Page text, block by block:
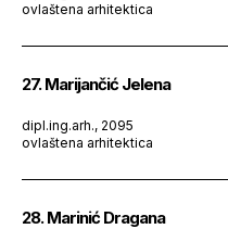
ovlaštena arhitektica
27. Marijančić Jelena
dipl.ing.arh., 2095
ovlaštena arhitektica
28. Marinić Dragana